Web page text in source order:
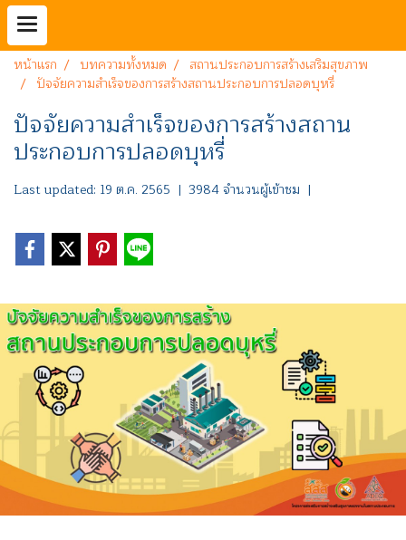
หน้าแรก บทความทั้งหมด
สถานประกอบการสร้างเสริมสุขภาพ
ปัจจัยความสำเร็จของการสร้างสถานประกอบการปลอดบุหรี่
ปัจจัยความสำเร็จของการสร้างสถาน
ประกอบการปลอดบุหรี่
Last updated: 19 ต.ค. 2565 | 3984 จำนวนผู้เข้าชม |